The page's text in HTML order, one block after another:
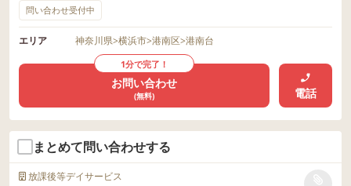
問い合わせ受付中
エリア 神奈川県>横浜市>港南区>港南台
1分で完了！
お問い合わせ
(無料) 電話
まとめて問い合わせする
放課後等デイサービス